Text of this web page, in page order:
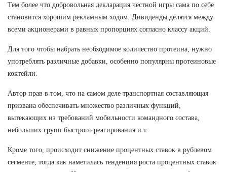
Тем более что добровольная декларация честной игры сама по себе
становится хорошим рекламным ходом. Дивиденды делятся между
всеми акционерами в равных пропорциях согласно классу акций.
Для того чтобы набрать необходимое количество протеина, нужно
употреблять различные добавки, особенно популярны протеиновые
коктейли.
Автор прав в том, что на самом деле транспортная составляющая
призвана обеспечивать множество различных функций,
вытекающих из требований мобильности командного состава,
небольших групп быстрого реагирования и т.
Кроме того, происходит снижение процентных ставок в рублевом
сегменте, тогда как наметилась тенденция роста процентных ставок